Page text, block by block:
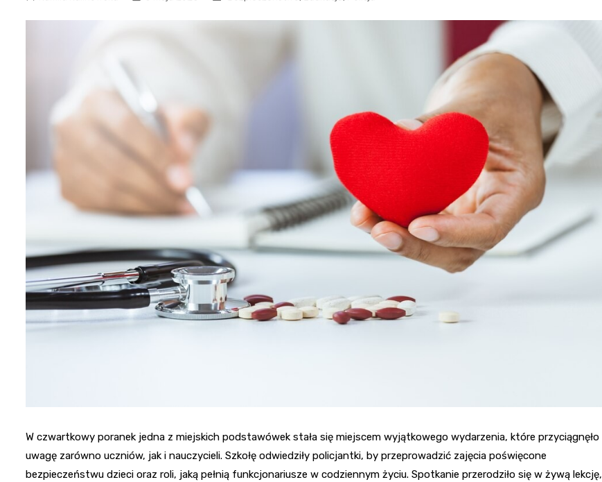
W czwartkowy poranek jedna z miejskich podstawówek stała się miejscem wyjątkowego wydarzenia, które przyciągnęło
uwagę zarówno uczniów, jak i nauczycieli. Szkołę odwiedziły policjantki, by przeprowadzić zajęcia poświęcone
bezpieczeństwu dzieci oraz roli, jaką pełnią funkcjonariusze w codziennym życiu. Spotkanie przerodziło się w żywą lekcję,